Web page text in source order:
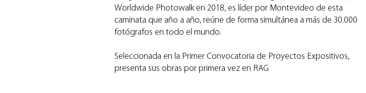
Worldwide Photowalk en 2018, es líder por Montevideo de esta
caminata que año a año, reúne de forma simultánea a más de 30.000
fotógrafos en todo el mundo.
Seleccionada en la Primer Convocatoria de Proyectos Expositivos,
presenta sus obras por primera vez en RAG